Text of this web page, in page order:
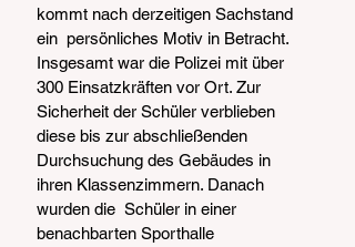
kommt nach derzeitigen Sachstand
ein  persönliches Motiv in Betracht.
Insgesamt war die Polizei mit über
300 Einsatzkräften vor Ort. Zur
Sicherheit der Schüler verblieben
diese bis zur abschließenden
Durchsuchung des Gebäudes in
ihren Klassenzimmern. Danach
wurden die  Schüler in einer
benachbarten Sporthalle